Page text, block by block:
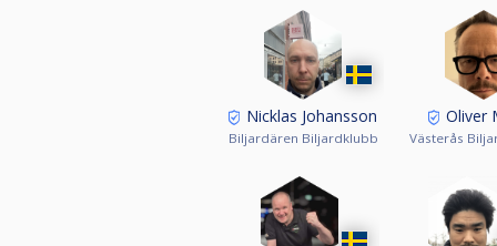
Nicklas Johansson
Biljardären Biljardklubb
Oliver
Västerås